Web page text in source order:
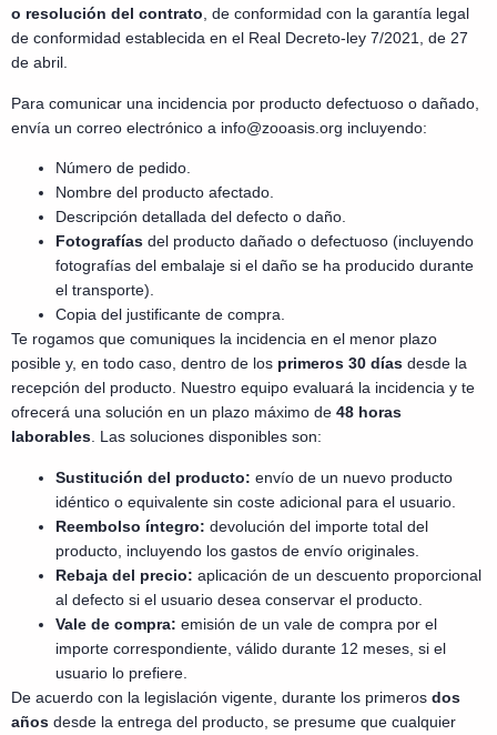
o resolución del contrato, de conformidad con la garantía legal
de conformidad establecida en el Real Decreto-ley 7/2021, de 27
de abril.
Para comunicar una incidencia por producto defectuoso o dañado,
envía un correo electrónico a info@zooasis.org incluyendo:
Número de pedido.
Nombre del producto afectado.
Descripción detallada del defecto o daño.
Fotografías del producto dañado o defectuoso (incluyendo
fotografías del embalaje si el daño se ha producido durante
el transporte).
Copia del justificante de compra.
Te rogamos que comuniques la incidencia en el menor plazo
posible y, en todo caso, dentro de los primeros 30 días desde la
recepción del producto. Nuestro equipo evaluará la incidencia y te
ofrecerá una solución en un plazo máximo de 48 horas
laborables . Las soluciones disponibles son:
Sustitución del producto: envío de un nuevo producto
idéntico o equivalente sin coste adicional para el usuario.
Reembolso íntegro: devolución del importe total del
producto, incluyendo los gastos de envío originales.
Rebaja del precio: aplicación de un descuento proporcional
al defecto si el usuario desea conservar el producto.
Vale de compra: emisión de un vale de compra por el
importe correspondiente, válido durante 12 meses, si el
usuario lo prefiere.
De acuerdo con la legislación vigente, durante los primeros dos
años desde la entrega del producto, se presume que cualquier